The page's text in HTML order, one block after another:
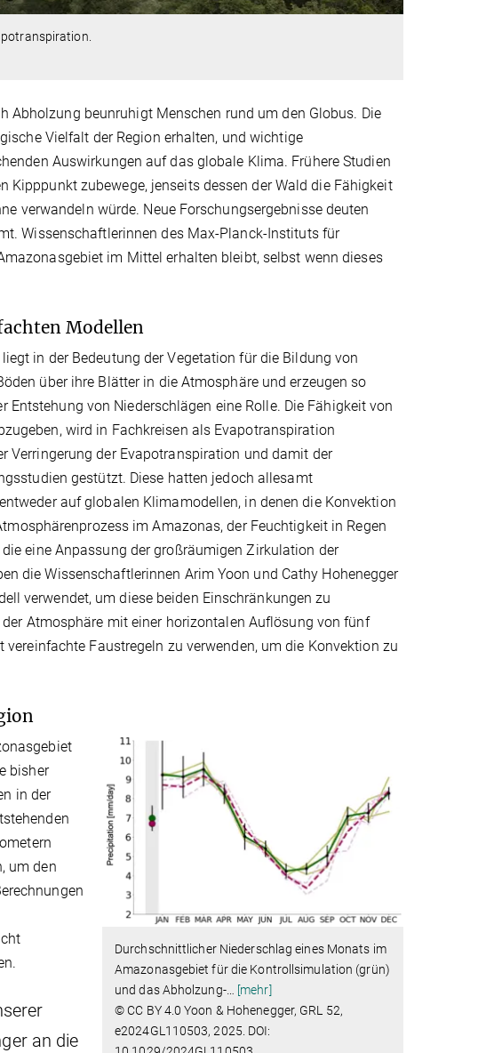
Abholzung beunruhigt Menschen rund um den Globus. Die
Vielfalt der Region erhalten, und wichtige
Auswirkungen auf das globale Klima. Frühere Studien
Kipppunkt zubewege, jenseits dessen der Wald die Fähigkeit
verwandeln würde. Neue Forschungsergebnisse deuten
Wissenschaftlerinnen des Max-Planck-Instituts für
im Mittel erhalten bleibt, selbst wenn dieses
Modellen
in der Bedeutung der Vegetation für die Bildung von
über ihre Blätter in die Atmosphäre und erzeugen so
von Niederschlägen eine Rolle. Die Fähigkeit von
wird in Fachkreisen als Evapotranspiration
Verringerung der Evapotranspiration und damit der
gestützt. Diese hatten jedoch allesamt
auf globalen Klimamodellen, in denen die Konvektion
im Amazonas, der Feuchtigkeit in Regen
eine Anpassung der großräumigen Zirkulation der
die Wissenschaftlerinnen Arim Yoon und Cathy Hohenegger
verwendet, um diese beiden Einschränkungen zu
Atmosphäre mit einer horizontalen Auflösung von fünf
Faustregeln zu verwenden, um die Konvektion zu
Durchschnittlicher Niederschlag eines Monats im
Amazonasgebiet für die Kontrollsimulation (grün)
und das Abholzung-… [mehr]
© CC BY 4.0 Yoon & Hohenegger, GRL 52,
e2024GL110503, 2025. DOI:
bisher
in der
um den
an die